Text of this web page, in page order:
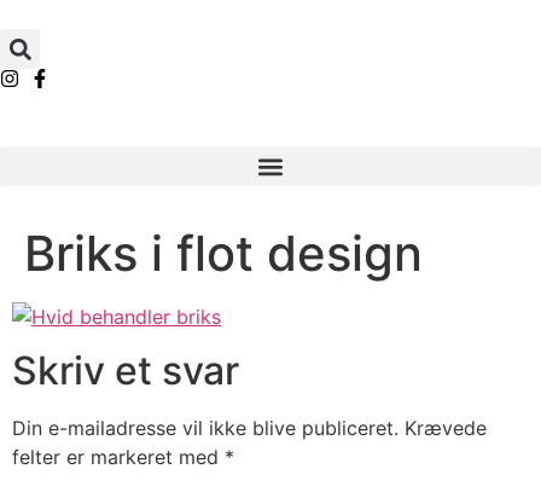
Briks i flot design
Skriv et svar
Din e-mailadresse vil ikke blive publiceret. Krævede
felter er markeret med *